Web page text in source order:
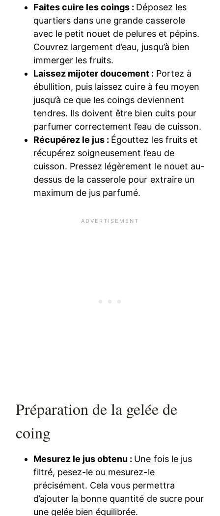
Faites cuire les coings : Déposez les
quartiers dans une grande casserole
avec le petit nouet de pelures et pépins.
Couvrez largement d’eau, jusqu’à bien
immerger les fruits.
Laissez mijoter doucement : Portez à
ébullition, puis laissez cuire à feu moyen
jusqu’à ce que les coings deviennent
tendres. Ils doivent être bien cuits pour
parfumer correctement l’eau de cuisson.
Récupérez le jus : Égouttez les fruits et
récupérez soigneusement l’eau de
cuisson. Pressez légèrement le nouet au-
dessus de la casserole pour extraire un
maximum de jus parfumé.
Préparation de la gelée de
coing
Mesurez le jus obtenu : Une fois le jus
filtré, pesez-le ou mesurez-le
précisément. Cela vous permettra
d’ajouter la bonne quantité de sucre pour
une gelée bien équilibrée.